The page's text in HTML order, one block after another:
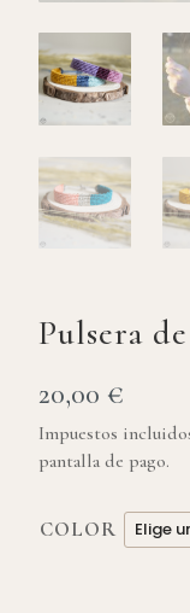
Pulsera
20,00 €
Impuestos
pantalla de pago.
COLOR